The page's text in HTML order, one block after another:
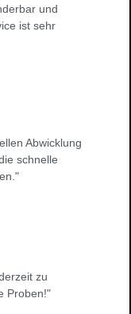
und
ist sehr
Abwicklung
schnelle
zu
Proben!"